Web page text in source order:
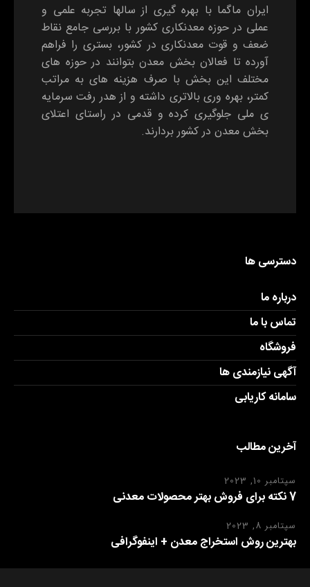
ایران ماگما با بهره گیری از سالها تجربه علمی و
عملی در حوزه معدنکاری کشور با بررسی جامع نقاط
ضعف و قوت معدنکاری در کشور، بستری را فراهم
آورده تا فعالان بخش معدن بتوانند در حوزه های
مختلف این بخش با صرف هزینه های به مراتب
کمتر، بهره وری بالاتری داشته و از هدر رفت سرمایه
ی ملی جلوگیری کرده و قدمی در راستای اعتلای
بخش معدن در کشور بردارند.
دسترسی ها
درباره ما
تماس با ما
فروشگاه
آگهی نیازمندی ها
سامانه کاریابی
آخرین مطالب
سپتامبر 10, 2023
7 نکته برای فروش بهتر محصولات معدنی
سپتامبر 8, 2023
بهترین روش استخراج معدن + اینفوگرافی